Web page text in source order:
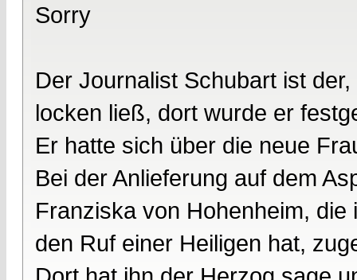
Sorry
Der Journalist Schubart ist
locken ließ, dort wurde er
Er hatte sich über die neue
Bei der Anlieferung auf dem
Franziska von Hohenheim,
den Ruf einer Heiligen hat,